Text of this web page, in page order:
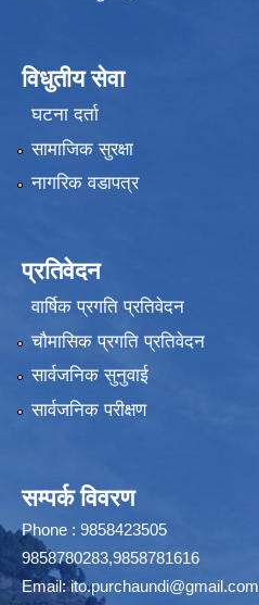
विधुतीय सेवा
घटना दर्ता
सामाजिक सुरक्षा
नागरिक वडापत्र
प्रतिवेदन
वार्षिक प्रगति प्रतिवेदन
चौमासिक प्रगति प्रतिवेदन
सार्वजनिक सुनुवाई
सार्वजनिक परीक्षण
सम्पर्क विवरण
Phone : 9858423505
9858780283,9858781616
Email:ito.purchaundi@gmail.com